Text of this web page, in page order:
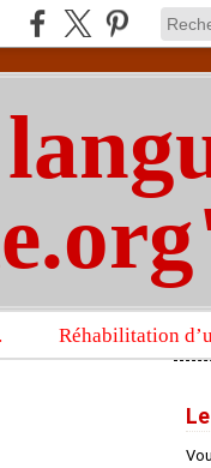
d’Oxford